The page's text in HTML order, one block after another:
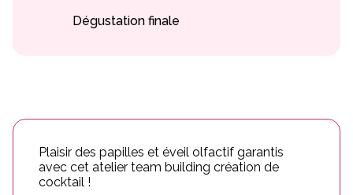
Dégustation finale
Plaisir des papilles et éveil olfactif garantis
avec cet atelier team building création de
cocktail !